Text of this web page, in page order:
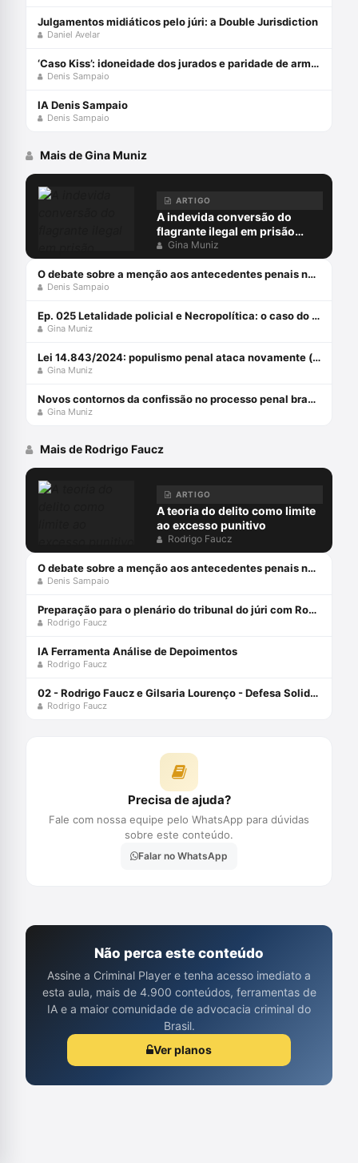
Julgamentos midiáticos pelo júri: a Double Jurisdiction
Daniel Avelar
‘Caso Kiss’: idoneidade dos jurados e paridade de armas (Parte 1)
Denis Sampaio
IA Denis Sampaio
Denis Sampaio
Mais de Gina Muniz
ARTIGO
A indevida conversão do
flagrante ilegal em prisão
preventiva
Gina Muniz
O debate sobre a menção aos antecedentes penais no júri
Denis Sampaio
Ep. 025 Letalidade policial e Necropolítica: o caso do Guarujá
Gina Muniz
Lei 14.843/2024: populismo penal ataca novamente (parte 1)
Gina Muniz
Novos contornos da confissão no processo penal brasileiro com Gina Muniz
Gina Muniz
Mais de Rodrigo Faucz
ARTIGO
A teoria do delito como limite
ao excesso punitivo
Rodrigo Faucz
O debate sobre a menção aos antecedentes penais no júri
Denis Sampaio
Preparação para o plenário do tribunal do júri com Rodrigo Faucz
Rodrigo Faucz
IA Ferramenta Análise de Depoimentos
Rodrigo Faucz
02 - Rodrigo Faucz e Gilsaria Lourenço - Defesa Solidária
Rodrigo Faucz
Precisa de ajuda?
Fale com nossa equipe pelo WhatsApp para dúvidas
sobre este conteúdo.
Falar no WhatsApp
Não perca este conteúdo
Assine a Criminal Player e tenha acesso imediato a
esta aula, mais de 4.900 conteúdos, ferramentas de
IA e a maior comunidade de advocacia criminal do
Brasil.
Ver planos